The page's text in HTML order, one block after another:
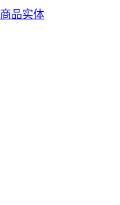
商品实体